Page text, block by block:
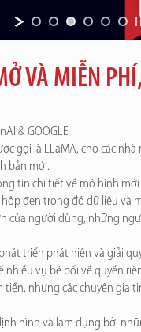
VÀ MIỄN
& GOOGLE
gọi là LLaMA, cho các
bản mới.
tin chi tiết về mô hình
đen trong đó dữ liệu và
người dùng, những
triển phát hiện và giải
vụ bê bối về quyền
nhưng các chuyên gia
hình và lạm dụng bởi